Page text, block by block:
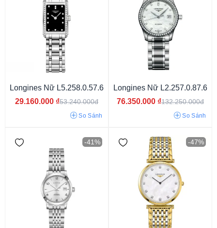
Dây màu xanh
Dây màu tím
Dây màu vàng
Dây màu trắng
Dây nâu đậm
Dây nâu sáng
Longines Nữ L5.258.0.57.6
29.160.000 ₫53.240.000đ
So Sánh
Longines Nữ L2.257.0.87.6
76.350.000 ₫132.250.000đ
So Sánh
-41% -47%